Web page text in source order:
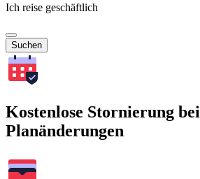
Ich reise geschäftlich
Suchen
Kostenlose Stornierung bei
Planänderungen